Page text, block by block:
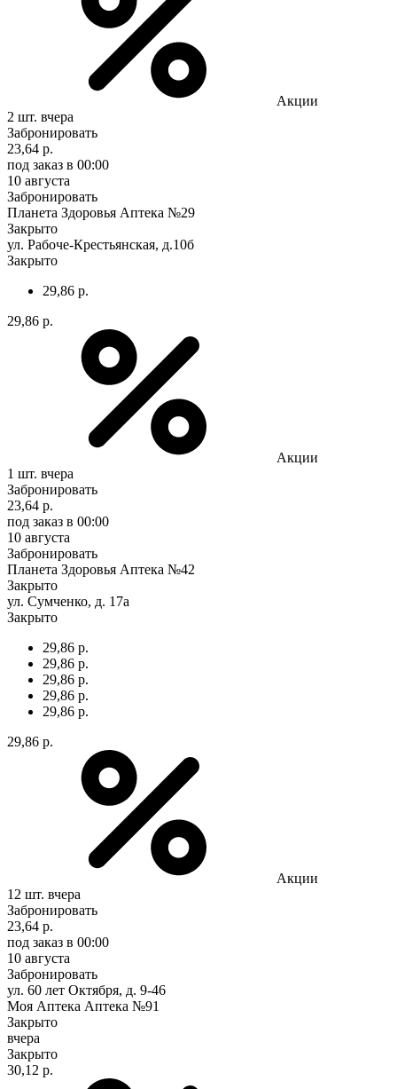
Акции
2 шт. вчера
Забронировать
23,64 р.
под заказ в 00:00
10 августа
Забронировать
Планета Здоровья Аптека №29
Закрыто
ул. Рабоче-Крестьянская, д.10б
Закрыто
29,86 р.
29,86 р.
Акции
1 шт. вчера
Забронировать
23,64 р.
под заказ в 00:00
10 августа
Забронировать
Планета Здоровья Аптека №42
Закрыто
ул. Сумченко, д. 17а
Закрыто
29,86 р.
29,86 р.
29,86 р.
29,86 р.
29,86 р.
29,86 р.
Акции
12 шт. вчера
Забронировать
23,64 р.
под заказ в 00:00
10 августа
Забронировать
ул. 60 лет Октября, д. 9-46
Моя Аптека Аптека №91
Закрыто
вчера
Закрыто
30,12 р.